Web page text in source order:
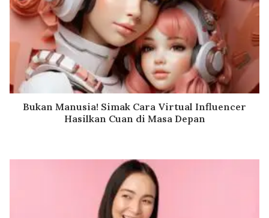
Bukan Manusia! Simak Cara Virtual Influencer
Hasilkan Cuan di Masa Depan